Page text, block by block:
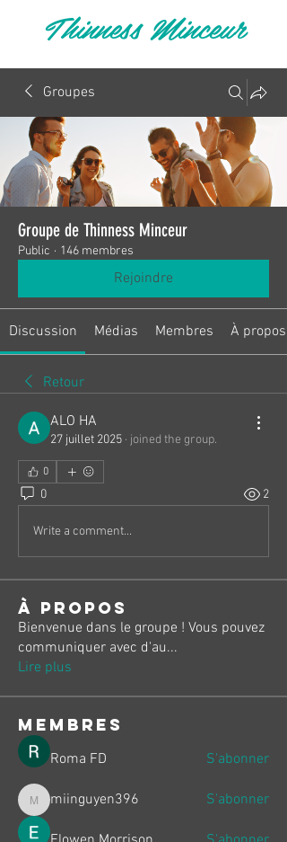
Thinness Minceur
Groupes
Groupe de Thinness Minceur
Public · 146 membres
Rejoindre
Discussion Médias Membres À propos
Retour
ALO HA
27 juillet 2025 · joined the group.
0
0 2
Write a comment...
À propos
Bienvenue dans le groupe ! Vous pouvez
communiquer avec d'au...
Lire plus
membres
Roma FD S'abonner
miinguyen396
miinguyen396 S'abonner